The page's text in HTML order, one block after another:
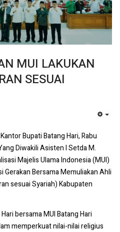
MUI LAKUKAN
SESUAI
Bupati Batang Hari, Rabu
Diwakili Asisten I Setda M.
Majelis Ulama Indonesia (MUI)
Gerakan Bersama Memuliakan Ahli
sesuai Syariah) Kabupaten
bersama MUI Batang Hari
memperkuat nilai-nilai religius